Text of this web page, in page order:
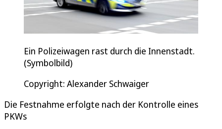
Ein Polizeiwagen rast durch die Innenstadt.
(Symbolbild)
Copyright: Alexander Schwaiger
Die Festnahme erfolgte nach der Kontrolle eines
PKWs